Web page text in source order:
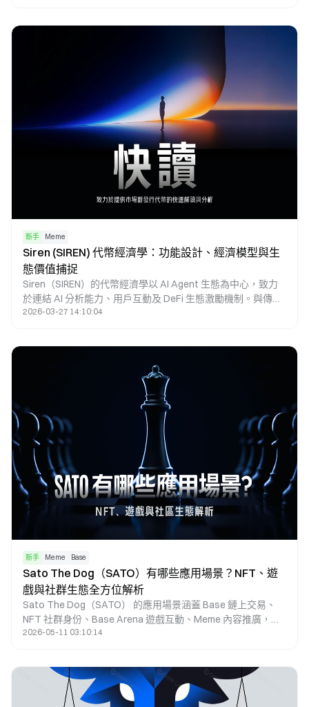
新手 Meme
Siren (SIREN) 代幣經濟學：功能設計、經濟模型與生
態價值捕捉
Siren（SIREN）的代幣經濟學以 AI Agent 生態為中心，致力
於連結 AI 分析能力、用戶互動及 DeFi 生態激勵機制。與傳統
Meme 代幣相比，SIREN 不僅具備傳播屬性，更導入 AI Agent
2026-03-27 14:10:04
新手 Meme Base
Sato The Dog（SATO）有哪些應用場景？NFT、遊
戲與社群生態全方位解析
Sato The Dog（SATO） 的應用場景涵蓋 Base 鏈上交易、
NFT 社群身份、Base Arena 遊戲互動、Meme 內容推廣，以
及社群治理協作。
2026-05-11 03:10:14